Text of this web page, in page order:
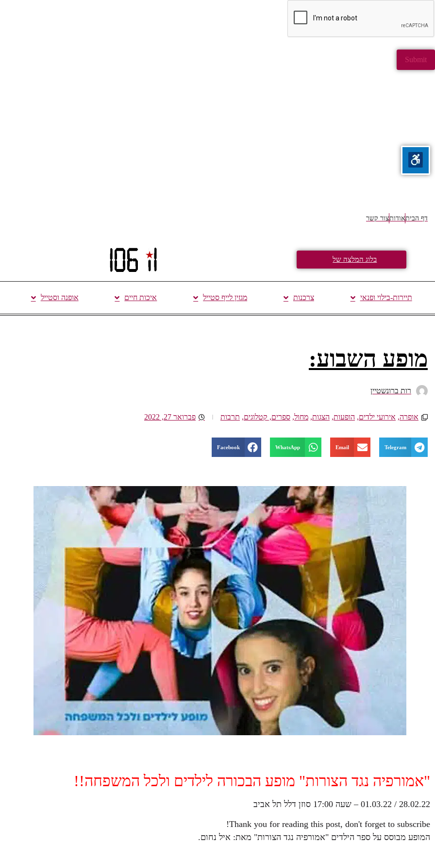
דף הביתאודותצור קשר
בלוג המלצה של
תיירות-בילוי ופנאי צרכנות מגזין לייף סטייל איכות חיים אופנה וסטייל
מופע השבוע:
רות ברונשטיין
אופרה, אירועי ילדים, הופעות, הצגות, מחול, ספרים, קטלוגים, תרבות פברואר 27, 2022
Telegram
Email
WhatsApp
Facebook
"אמורפיה נגד הצורות" מופע הבכורה לילדים ולכל המשפחה!!
28.02.22 / 01.03.22 – שעה 17:00 סוזן דלל תל אביב
Thank you for reading this post, don't forget to subscribe!
המופע מבוסס על ספר הילדים "אמורפיה נגד הצורות" מאת: איל נחום.